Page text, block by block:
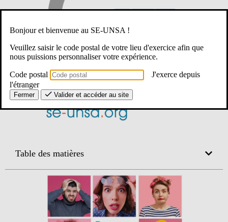
Table des matières
Bonjour et bienvenue au SE-UNSA !
Veuillez saisir le code postal de votre lieu d'exercice afin que
nous puissions personnaliser votre expérience.
Code postal
J'exerce depuis
l'étranger
Fermer Valider et accéder au site